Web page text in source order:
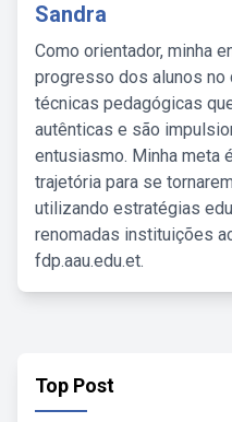
Sandra
Como orientador, minha
progresso dos alunos no
técnicas pedagógicas
autênticas e são
entusiasmo. Minha meta
trajetória para se
utilizando estratégias
renomadas instituições
fdp.aau.edu.et.
Top Post